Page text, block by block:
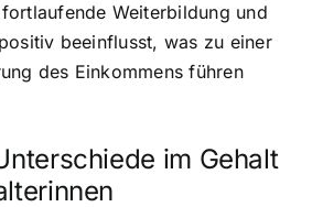
Weiterbildung und
beeinflusst, was zu einer
des Einkommens führen
im Gehalt